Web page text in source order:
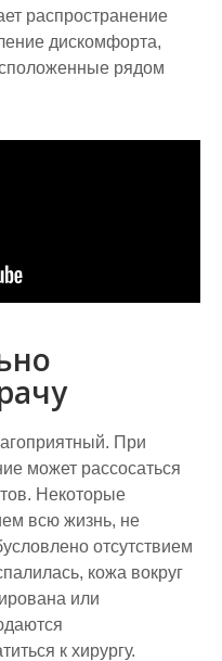
распространение
дискомфорта,
рядом
При
может рассосаться
Некоторые
всю жизнь, не
отсутствием
кожа вокруг
или
к хирургу.